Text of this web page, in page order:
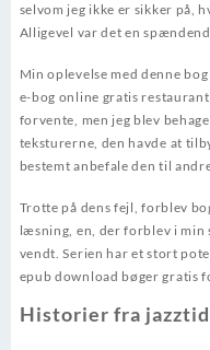
selvom jeg ikke er sikker på,
Alligevel var det en
Min oplevelse med denne
e-bog online gratis
forvente, men jeg blev
teksturerne, den havde at
bestemt anbefale den til
Trotte på dens fejl, forblev
læsning, en, der forblev i min
vendt. Serien har et stort
epub download bøger gratis
Historier fra